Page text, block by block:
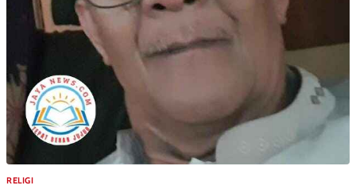
RELIGI